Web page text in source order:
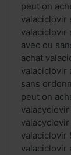
peut on
valaciclovir
valaciclovir
avec ou
achat
valaciclovir
sans
peut on
valaciclovir
valaciclovir